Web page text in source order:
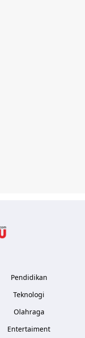
Pendidikan
Teknologi
Olahraga
Entertaiment